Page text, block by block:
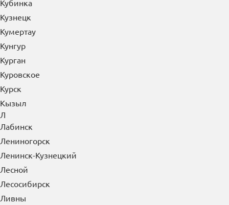
Кубинка
Кузнецк
Кумертау
Кунгур
Курган
Куровское
Курск
Кызыл
Л
Лабинск
Лениногорск
Ленинск-Кузнецкий
Лесной
Лесосибирск
Ливны